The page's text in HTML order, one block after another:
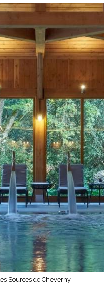
Sources de Cheverny